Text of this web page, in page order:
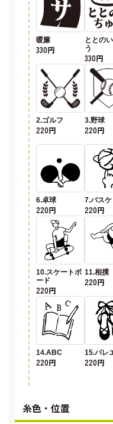
暖簾
330円
ととの
う
330円
2.ゴルフ
220円
3.野球
220円
6.卓球
220円
7.バスケ
220円
10.スケートボ
ード
220円
11.相撲
220円
14.ABC
220円
15.バレ
220円
糸色・位置